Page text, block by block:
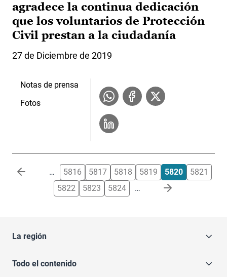
agradece la continua dedicación
que los voluntarios de Protección
Civil prestan a la ciudadanía
27 de Diciembre de 2019
Notas de prensa
Fotos
Paginación … 5816 5817 5818 5819 5820
5821
5822
5823 5824 …
La región
Todo el contenido